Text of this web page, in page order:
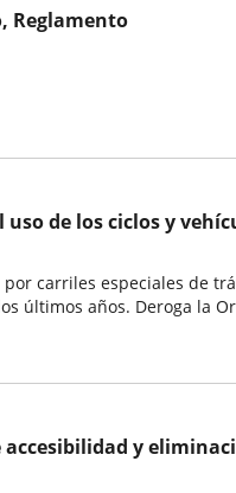
Reglamento
de los ciclos y
carriles especiales de
últimos años. Deroga la
y